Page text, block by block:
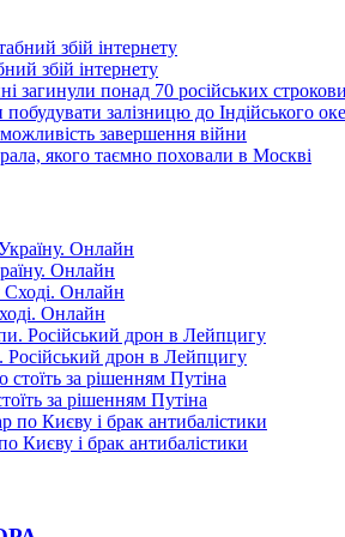
збій інтернету
загинули понад 70 російських
залізницю до Індійського
завершення війни
якого таємно поховали в Москві
Онлайн
Онлайн
Російський дрон в Лейпцигу
за рішенням Путіна
Києву і брак антибалістики